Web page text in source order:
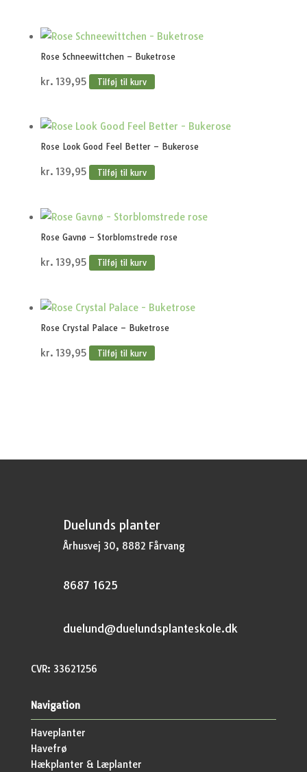
Rose Schneewittchen – Buketrose
kr. 139,95 Tilføj til kurv
Rose Look Good Feel Better – Bukerose
kr. 139,95 Tilføj til kurv
Rose Gavnø – Storblomstrede rose
kr. 139,95 Tilføj til kurv
Rose Crystal Palace – Buketrose
kr. 139,95 Tilføj til kurv
Duelunds planter
Århusvej 30, 8882 Fårvang
8687 1625
duelund@duelundsplanteskole.dk
CVR: 33621256
Navigation
Haveplanter
Havefrø
Hækplanter & Læplanter